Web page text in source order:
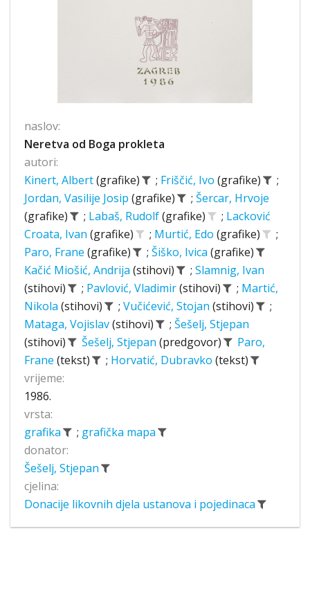
naslov:
Neretva od Boga prokleta
autori:
Kinert, Albert(grafike) ; Friščić, Ivo (grafike)
;
Jordan, Vasilije Josip (grafike) ; Šercar, Hrvoje
(grafike)
; Labaš, Rudolf(grafike) ; Lacković
Croata, Ivan (grafike) ; Murtić, Edo (grafike)
;
Paro, Frane (grafike) ; Šiško, Ivica (grafike)
Kačić Miošić, Andrija (stihovi) ; Slamnig, Ivan
(stihovi)
; Pavlović, Vladimir(stihovi) ; Martić,
Nikola (stihovi) ; Vučićević, Stojan (stihovi)
;
Mataga, Vojislav(stihovi) ; Šešelj, Stjepan
(stihovi)
Šešelj, Stjepan (predgovor)
Paro,
Frane (tekst) ; Horvatić, Dubravko (tekst)
vrijeme:
1986.
vrsta:
grafika
; grafička mapa
donator:
Šešelj, Stjepan
cjelina:
Donacije likovnih djela ustanova i pojedinaca